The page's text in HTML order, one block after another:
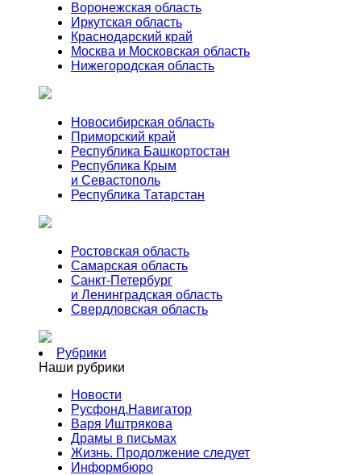
Воронежская область
Иркутская область
Краснодарский край
Москва и Московская область
Нижегородская область
Новосибирская область
Приморский край
Республика Башкортостан
Республика Крым
и Севастополь
Республика Татарстан
Ростовская область
Самарская область
Санкт-Петербург
и Ленинградская область
Свердловская область
Рубрики
Наши рубрики
Новости
Русфонд.Навигатор
Варя Иштрякова
Драмы в письмах
Жизнь. Продолжение следует
Информбюро